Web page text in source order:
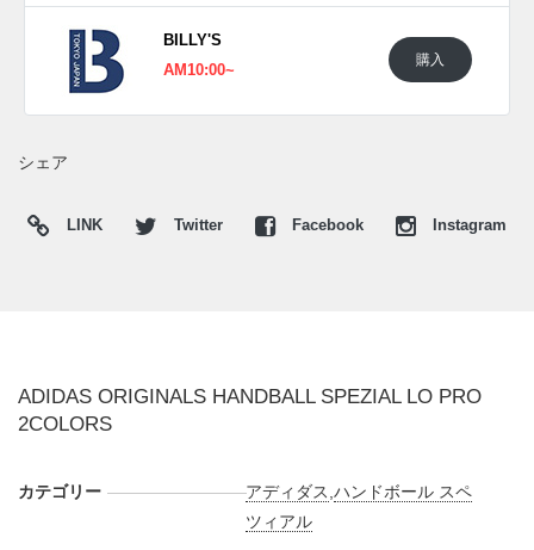
(KJ3629)
BETTER SCARLET/CLOUD WHITE/GOLD METALLIC
BILLY'S
AM10:00~
購入
シェア
LINK Twitter Facebook Instagram
ADIDAS ORIGINALS HANDBALL SPEZIAL LO PRO
2COLORS
カテゴリー アディダス ,ハンドボール スペ
ツィアル